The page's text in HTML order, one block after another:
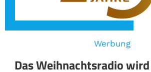
Werbung
Das Weihnachtsradio